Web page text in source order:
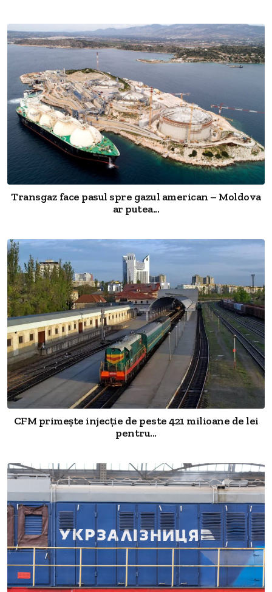
Transgaz face pasul spre gazul american – Moldova
ar putea...
CFM primește injecție de peste 421 milioane de lei
pentru...